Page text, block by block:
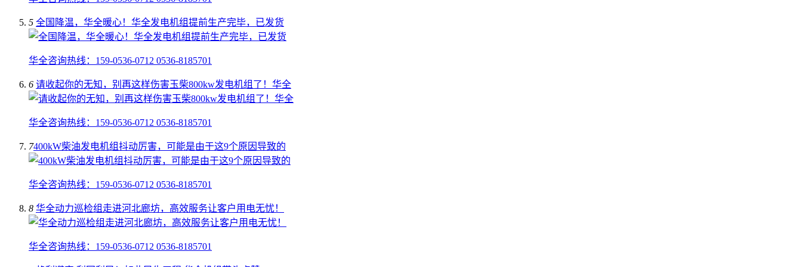
5 全国降温，华全暖心！华全发电机组提前生产完毕，已发货
华全咨询热线：159-0536-0712 0536-8185701
6 请收起你的无知，别再这样伤害玉柴800kw发电机组了！华全
华全咨询热线：159-0536-0712 0536-8185701
7​400kW柴油发电机组抖动厉害，可能是由于这9个原因导致的
华全咨询热线：159-0536-0712 0536-8185701
8 华全动力巡检组走进河北廊坊，高效服务让客户用电无忧！
华全咨询热线：159-0536-0712 0536-8185701